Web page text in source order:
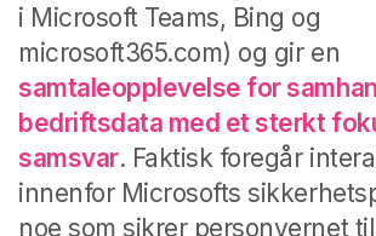
i Microsoft Teams, Bing og
microsoft365.com) og gir en
samtaleopplevelse for
bedriftsdata med et sterkt
samsvar. Faktisk foregår
innenfor Microsofts
noe som sikrer personvernet